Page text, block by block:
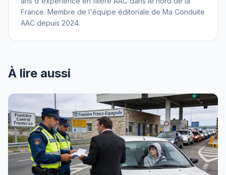
France. Membre de l'équipe éditoriale de Ma Conduite
AAC depuis 2024.
À lire aussi